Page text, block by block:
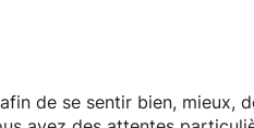
de se sentir bien, mieux,